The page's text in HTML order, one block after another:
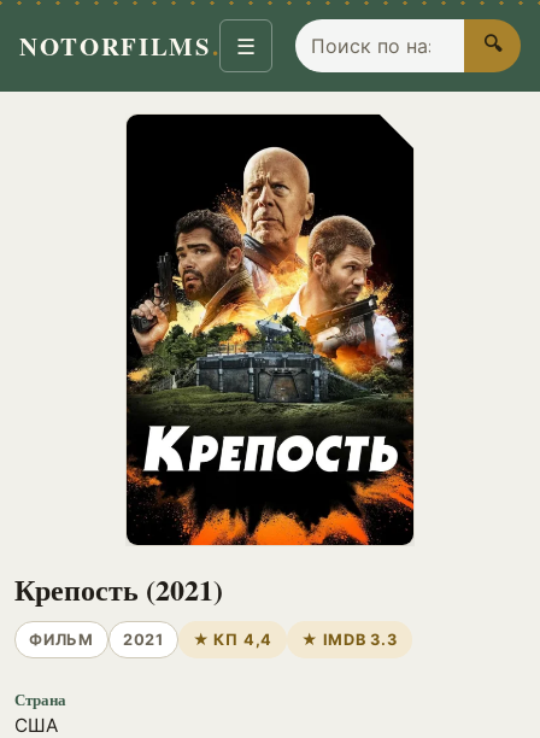
NOTORFILMS. ☰ Поиск по названию 🔍
Крепость (2021)
ФИЛЬМ 2021 ★ КП 4,4 ★ IMDB 3.3
Страна
США